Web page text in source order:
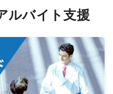
ルバイト支援